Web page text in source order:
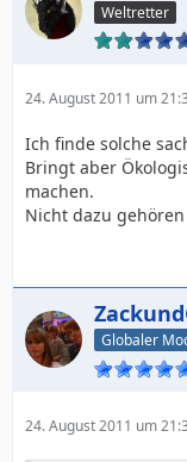
Weltretter
24. August 2011 um
Ich finde solche
Bringt aber
machen.
Nicht dazu
Globaler
24. August 2011 um